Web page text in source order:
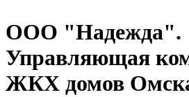
ООО "Надежда".
Управляющая
ЖКХ домов